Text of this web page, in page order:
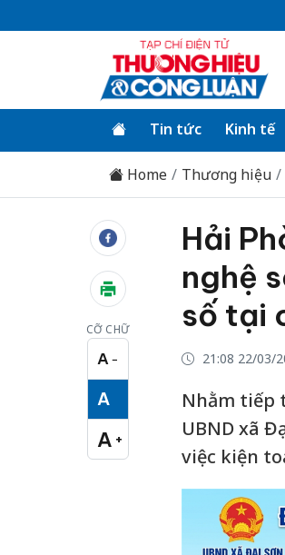
Tin tức Kinh tế
Home Thương hiệu
CỠ CHỮ
A −
Cỡ chữ nhỏ
A
Cỡ chữ vừa
A +
Cỡ chữ lớn
Hải
nghệ
số tại
21:08 22/03/
Nhằm tiếp
UBND xã
việc kiện